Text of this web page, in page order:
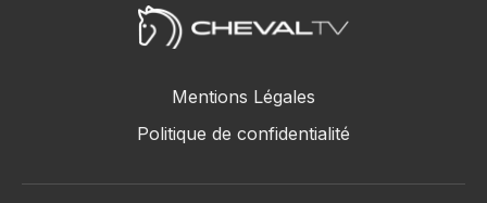
Mentions Légales
Politique de confidentialité